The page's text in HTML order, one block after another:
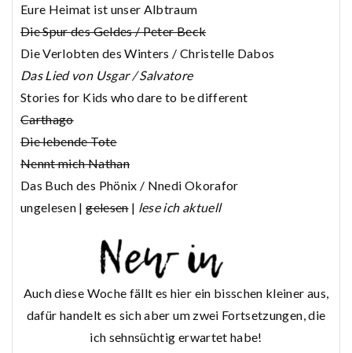
Eure Heimat ist unser Albtraum
Die Spur des Geldes / Peter Beck
Die Verlobten des Winters / Christelle Dabos
Das Lied von Usgar / Salvatore
Stories for Kids who dare to be different
Carthago
Die lebende Tote
Nennt mich Nathan
Das Buch des Phönix / Nnedi Okorafor
ungelesen |gelesen| lese ich aktuell
Auch diese Woche fällt es hier ein bisschen kleiner aus,
dafür handelt es sich aber um zwei Fortsetzungen, die
ich sehnsüchtig erwartet habe!